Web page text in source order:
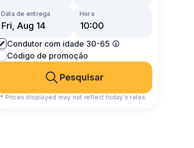
Data de entrega Hora
Condutor com idade 30-65
Código de promoção
Pesquisar
* Prices displayed may not reflect today's rates.